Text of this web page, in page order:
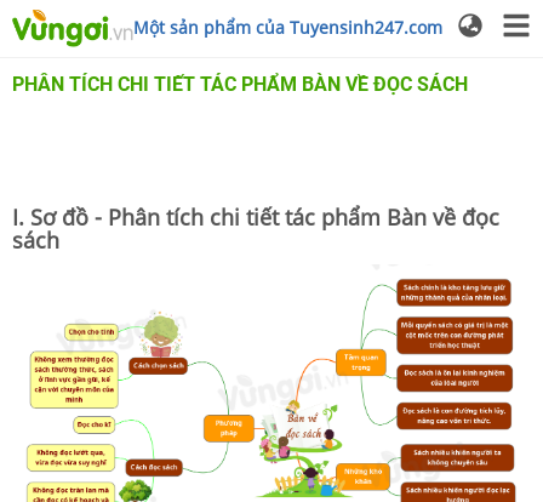
Một sản phẩm của Tuyensinh247.com
PHÂN TÍCH CHI TIẾT TÁC PHẨM BÀN VỀ ĐỌC SÁCH
I. Sơ đồ - Phân tích chi tiết tác phẩm Bàn về đọc
sách